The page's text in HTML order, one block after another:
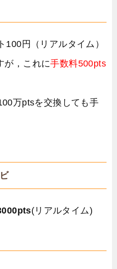
円（リアルタイム）
が，これに手数料500pts
万ptsを交換しても手
(リアルタイム)